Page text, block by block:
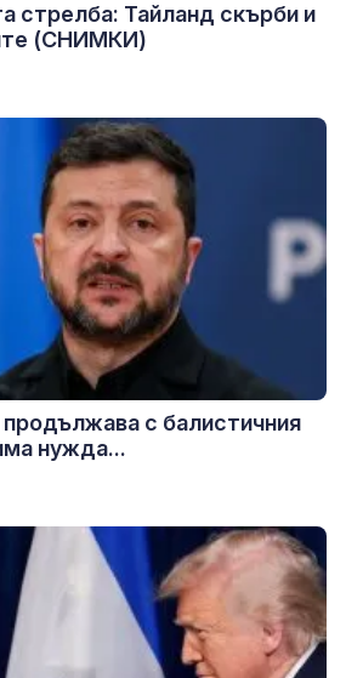
стрелба: Тайланд скърби и
(СНИМКИ)
с балистичния
нужда...